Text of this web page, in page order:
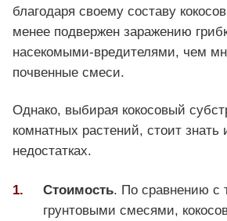
благодаря своему составу
менее подвержен заражению
насекомыми-вредителями, чем
почвенные смеси.
Однако, выбирая кокосовый
комнатных растений, стоит знать
недостатках.
Стоимость. По сравнению с
грунтовыми смесями,